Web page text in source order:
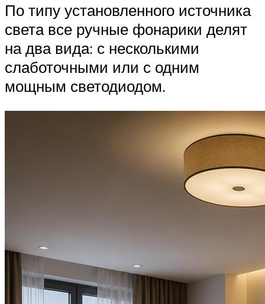
По типу установленного источника
света все ручные фонарики делят
на два вида: с несколькими
слаботочными или с одним
мощным светодиодом.